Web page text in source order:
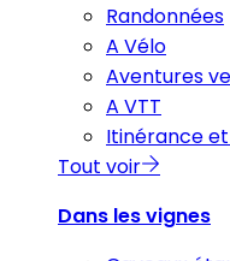
Randonnées
A Vélo
Aventures
A VTT
Itinérance
Tout voir
Dans les vignes